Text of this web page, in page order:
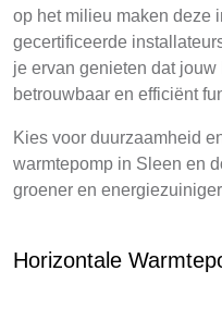
op het milieu maken deze
gecertificeerde
je ervan genieten dat
betrouwbaar en efficiënt
Kies voor duurzaamheid
warmtepomp in Sleen en
groener en
Horizontale